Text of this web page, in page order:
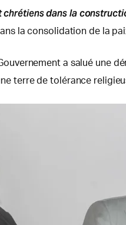
chrétiens dans la
la consolidation de la
a salué une
terre de tolérance